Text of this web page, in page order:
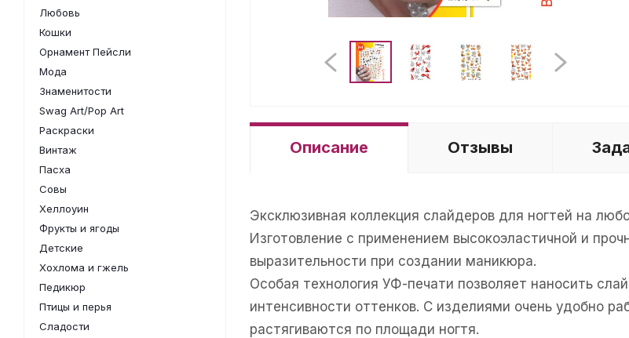
Описание Отзывы
Эксклюзивная коллекция слайдеров для ногтей на
Изготовление с применением высокоэластичной и
выразительности при создании маникюра.
Особая технология УФ-печати позволяет наносить
интенсивности оттенков. С изделиями очень удобно
растягиваются по площади ногтя.
Любовь
Кошки
Орнамент Пейсли
Мода
Знаменитости
Swag Art/Pop Art
Раскраски
Винтаж
Пасха
Совы
Хеллоуин
Фрукты и ягоды
Детские
Хохлома и гжель
Педикюр
Птицы и перья
Сладости